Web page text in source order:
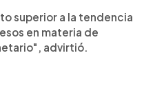
superior a la tendencia
en materia de
advirtió.